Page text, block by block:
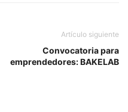
Artículo siguiente
Convocatoria para
emprendedores: BAKELAB